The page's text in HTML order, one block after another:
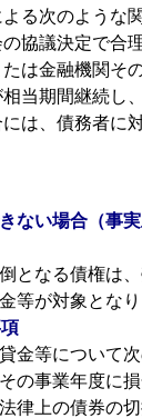
る次のような
協議決定で合
は金融機関そ
当期間継続し
には、債務者に
ない場合（事実
となる債権は
等が対象となり
金等について
の事業年度に
律上の債券の